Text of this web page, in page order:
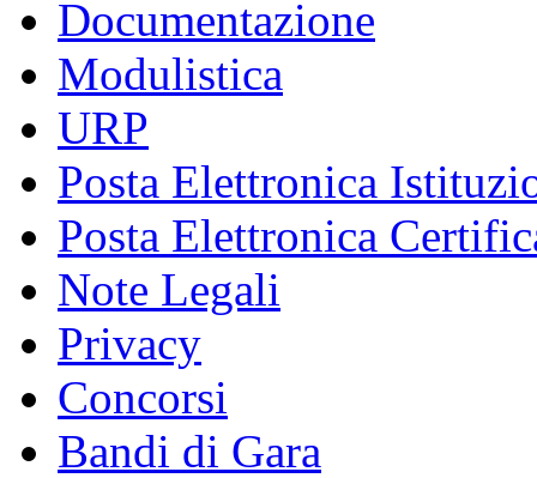
Documentazione
Modulistica
URP
Posta Elettronica
Posta Elettronica
Note Legali
Privacy
Concorsi
Bandi di Gara